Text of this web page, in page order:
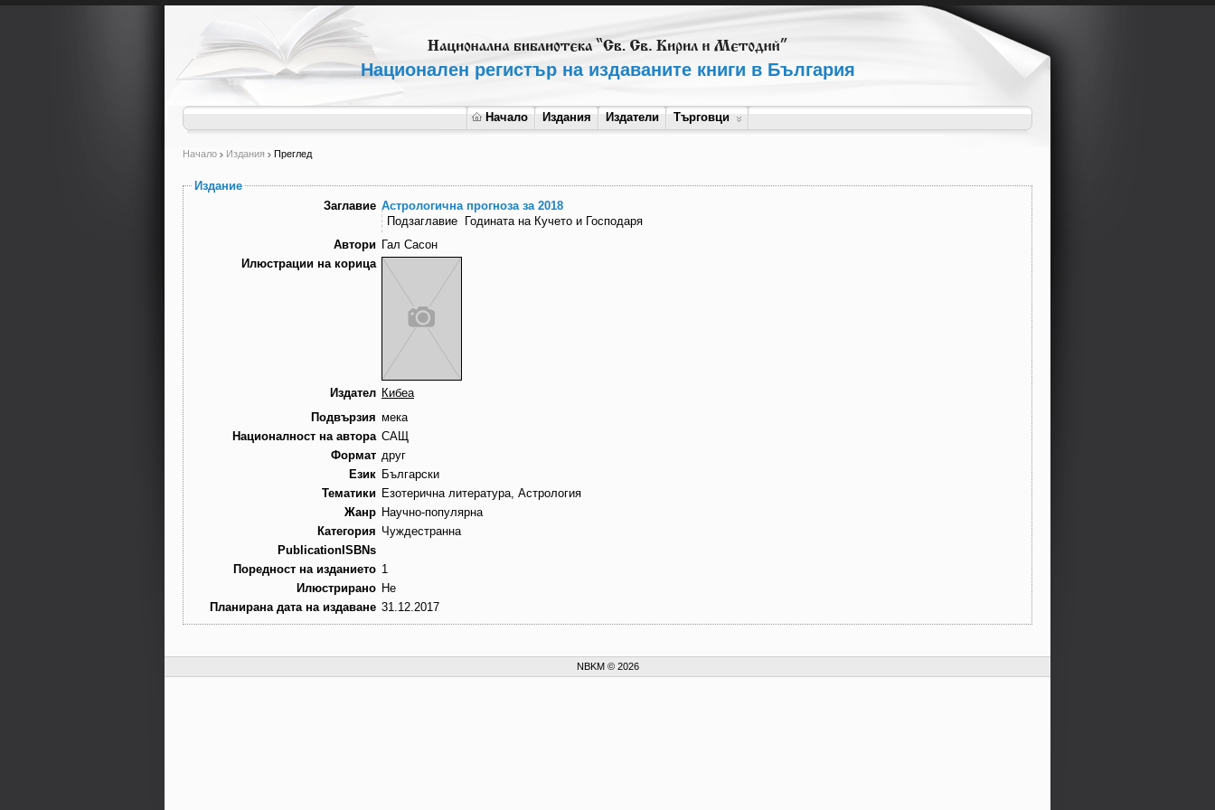
Национален регистър на издаваните книги в България
Начало Издания Издатели Търговци
Начало Издания Преглед
Издание
Заглавие Астрологична прогноза за 2018
Подзаглавие
Годината на Кучето и Господаря
Автори Гал Сасон
Илюстрации на корица
Издател Кибеа
Подвързия мека
Националност на автора САЩ
Формат друг
Език Български
Тематики Езотерична литература, Астрология
Жанр Научно-популярна
Категория Чуждестранна
PublicationISBNs
Поредност на изданието 1
Илюстрирано Не
Планирана дата на издаване 31.12.2017
NBKM © 2026